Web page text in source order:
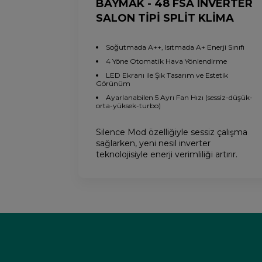
BAYMAK - 48 FSA INVERTER
SALON TİPİ SPLİT KLİMA
Soğutmada A++, Isıtmada A+ Enerji Sınıfı
4 Yöne Otomatik Hava Yönlendirme
LED Ekranı ile Şık Tasarım ve Estetik
Görünüm
Ayarlanabilen 5 Ayrı Fan Hızı (sessiz-düşük-
orta-yüksek-turbo)
Silence Mod özelliğiyle sessiz çalışma
sağlarken, yeni nesil inverter
teknolojisiyle enerji verimliliği artırır.